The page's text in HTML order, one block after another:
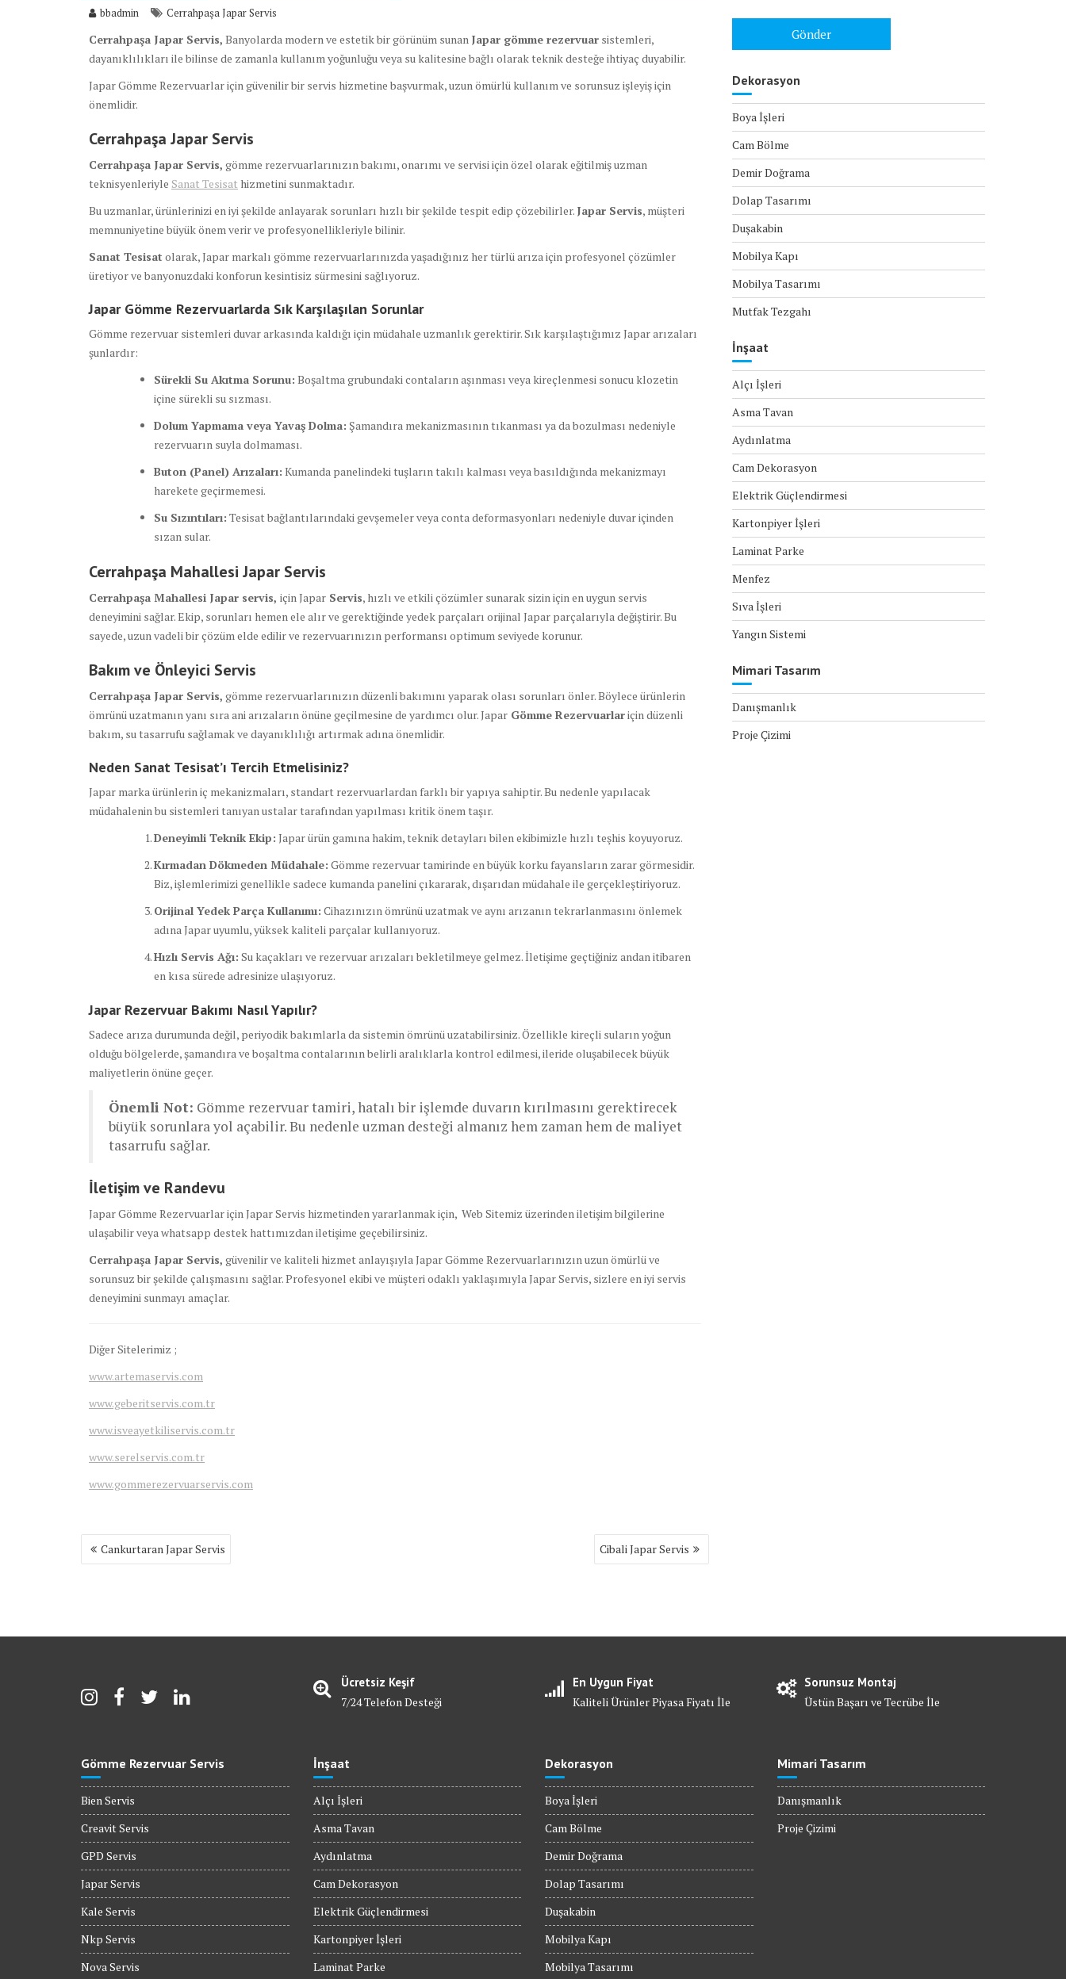
bbadmin Cerrahpaşa Japar Servis
Cerrahpaşa Japar Servis, Banyolarda modern ve estetik bir görünüm sunan Japar gömme rezervuar sistemleri,
dayanıklılıkları ile bilinse de zamanla kullanım yoğunluğu veya su kalitesine bağlı olarak teknik desteğe ihtiyaç duyabilir.
Japar Gömme Rezervuarlar için güvenilir bir servis hizmetine başvurmak, uzun ömürlü kullanım ve sorunsuz işleyiş için
önemlidir.
Cerrahpaşa Japar Servis
Cerrahpaşa Japar Servis, gömme rezervuarlarınızın bakımı, onarımı ve servisi için özel olarak eğitilmiş uzman
teknisyenleriyle Sanat Tesisat hizmetini sunmaktadır.
Bu uzmanlar, ürünlerinizi en iyi şekilde anlayarak sorunları hızlı bir şekilde tespit edip çözebilirler. Japar Servis, müşteri
memnuniyetine büyük önem verir ve profesyonellikleriyle bilinir.
Sanat Tesisat olarak, Japar markalı gömme rezervuarlarınızda yaşadığınız her türlü arıza için profesyonel çözümler
üretiyor ve banyonuzdaki konforun kesintisiz sürmesini sağlıyoruz.
Japar Gömme Rezervuarlarda Sık Karşılaşılan Sorunlar
Gömme rezervuar sistemleri duvar arkasında kaldığı için müdahale uzmanlık gerektirir. Sık karşılaştığımız Japar arızaları
şunlardır:
Sürekli Su Akıtma Sorunu: Boşaltma grubundaki contaların aşınması veya kireçlenmesi sonucu klozetin
içine sürekli su sızması.
Dolum Yapmama veya Yavaş Dolma: Şamandıra mekanizmasının tıkanması ya da bozulması nedeniyle
rezervuarın suyla dolmaması.
Buton (Panel) Arızaları: Kumanda panelindeki tuşların takılı kalması veya basıldığında mekanizmayı
harekete geçirmemesi.
Su Sızıntıları: Tesisat bağlantılarındaki gevşemeler veya conta deformasyonları nedeniyle duvar içinden
sızan sular.
Cerrahpaşa Mahallesi Japar Servis
Cerrahpaşa Mahallesi Japar servis, için Japar Servis, hızlı ve etkili çözümler sunarak sizin için en uygun servis
deneyimini sağlar. Ekip, sorunları hemen ele alır ve gerektiğinde yedek parçaları orijinal Japar parçalarıyla değiştirir. Bu
sayede, uzun vadeli bir çözüm elde edilir ve rezervuarınızın performansı optimum seviyede korunur.
Bakım ve Önleyici Servis
Cerrahpaşa Japar Servis, gömme rezervuarlarınızın düzenli bakımını yaparak olası sorunları önler. Böylece ürünlerin
ömrünü uzatmanın yanı sıra ani arızaların önüne geçilmesine de yardımcı olur. Japar Gömme Rezervuarlariçin düzenli
bakım, su tasarrufu sağlamak ve dayanıklılığı artırmak adına önemlidir.
Neden Sanat Tesisat’ı Tercih Etmelisiniz?
Japar marka ürünlerin iç mekanizmaları, standart rezervuarlardan farklı bir yapıya sahiptir. Bu nedenle yapılacak
müdahalenin bu sistemleri tanıyan ustalar tarafından yapılması kritik önem taşır.
Deneyimli Teknik Ekip: Japar ürün gamına hakim, teknik detayları bilen ekibimizle hızlı teşhis koyuyoruz.
Kırmadan Dökmeden Müdahale: Gömme rezervuar tamirinde en büyük korku fayansların zarar görmesidir.
Biz, işlemlerimizi genellikle sadece kumanda panelini çıkararak, dışarıdan müdahale ile gerçekleştiriyoruz.
Orijinal Yedek Parça Kullanımı: Cihazınızın ömrünü uzatmak ve aynı arızanın tekrarlanmasını önlemek
adına Japar uyumlu, yüksek kaliteli parçalar kullanıyoruz.
Hızlı Servis Ağı: Su kaçakları ve rezervuar arızaları bekletilmeye gelmez. İletişime geçtiğiniz andan itibaren
en kısa sürede adresinize ulaşıyoruz.
Japar Rezervuar Bakımı Nasıl Yapılır?
Sadece arıza durumunda değil, periyodik bakımlarla da sistemin ömrünü uzatabilirsiniz. Özellikle kireçli suların yoğun
olduğu bölgelerde, şamandıra ve boşaltma contalarının belirli aralıklarla kontrol edilmesi, ileride oluşabilecek büyük
maliyetlerin önüne geçer.
Önemli Not: Gömme rezervuar tamiri, hatalı bir işlemde duvarın kırılmasını gerektirecek
büyük sorunlara yol açabilir. Bu nedenle uzman desteği almanız hem zaman hem de maliyet
tasarrufu sağlar.
İletişim ve Randevu
Japar Gömme Rezervuarlar için Japar Servis hizmetinden yararlanmak için, Web Sitemiz üzerinden iletişim bilgilerine
ulaşabilir veya whatsapp destek hattımızdan iletişime geçebilirsiniz.
Cerrahpaşa Japar Servis, güvenilir ve kaliteli hizmet anlayışıyla Japar Gömme Rezervuarlarınızın uzun ömürlü ve
sorunsuz bir şekilde çalışmasını sağlar. Profesyonel ekibi ve müşteri odaklı yaklaşımıyla Japar Servis, sizlere en iyi servis
deneyimini sunmayı amaçlar.
Diğer Sitelerimiz ;
www.artemaservis.com
www.geberitservis.com.tr
www.isveayetkiliservis.com.tr
www.serelservis.com.tr
www.gommerezervuarservis.com
Yazı
gezinmesi
Cankurtaran Japar Servis Cibali Japar Servis
Dekorasyon
Boya İşleri
Cam Bölme
Demir Doğrama
Dolap Tasarımı
Duşakabin
Mobilya Kapı
Mobilya Tasarımı
Mutfak Tezgahı
İnşaat
Alçı İşleri
Asma Tavan
Aydınlatma
Cam Dekorasyon
Elektrik Güçlendirmesi
Kartonpiyer İşleri
Laminat Parke
Menfez
Sıva İşleri
Yangın Sistemi
Mimari Tasarım
Danışmanlık
Proje Çizimi
Ücretsiz Keşif
7/24 Telefon Desteği
En Uygun Fiyat
Kaliteli Ürünler Piyasa Fiyatı İle
Sorunsuz Montaj
Üstün Başarı ve Tecrübe İle
Gömme Rezervuar Servis
Bien Servis
Creavit Servis
GPD Servis
Japar Servis
Kale Servis
Nkp Servis
Nova Servis
İnşaat
Alçı İşleri
Asma Tavan
Aydınlatma
Cam Dekorasyon
Elektrik Güçlendirmesi
Kartonpiyer İşleri
Laminat Parke
Dekorasyon
Boya İşleri
Cam Bölme
Demir Doğrama
Dolap Tasarımı
Duşakabin
Mobilya Kapı
Mobilya Tasarımı
Mimari Tasarım
Danışmanlık
Proje Çizimi